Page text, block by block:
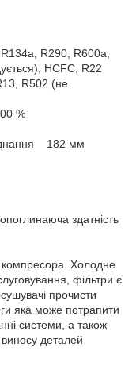
R290, R600a,
HCFC, R22
R502 (не
%
182 мм
здатність
компресора. Холодне
фільтри є
прочисти
яка може потрапити
системи, а також
виносу деталей